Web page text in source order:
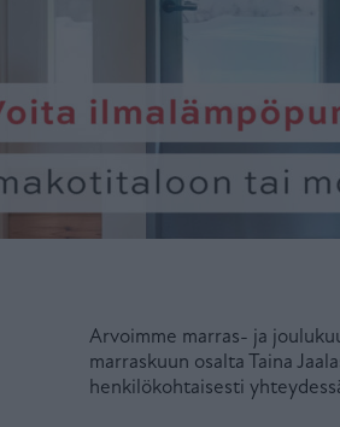
Arvoimme marras- ja
marraskuun osalta Taina
henkilökohtaisesti